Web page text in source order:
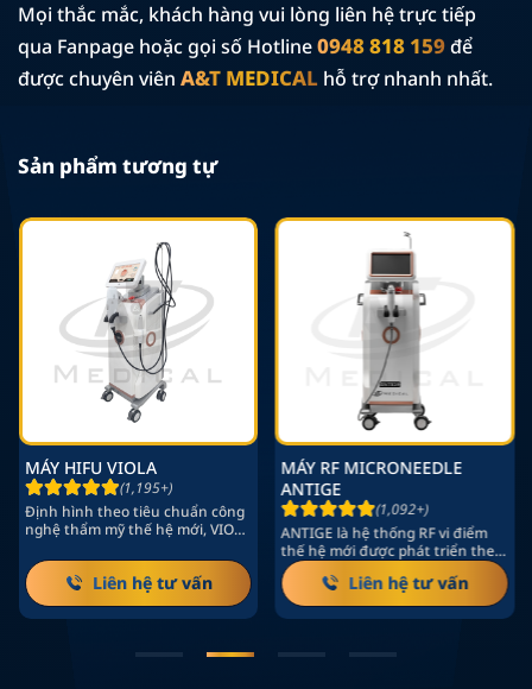
Mọi thắc mắc, khách hàng vui lòng liên hệ trực tiếp
qua Fanpage hoặc gọi số Hotline0948 818 159để
được chuyên viên A&T MEDICAL hỗ trợ nhanh nhất.
Sản phẩm tương tự
MÁY HIFU VIOLA
(1,195+)
Định hình theo tiêu chuẩn công
nghệ thẩm mỹ thế hệ mới, VIOLA
Liên hệ tư vấn
MÁY RF MICRONEEDLE
ANTIGE
(1,092+)
ANTIGE là hệ thống RF vi điểm
thế hệ mới được phát triển theo
định hướng tái…
Liên hệ tư vấn